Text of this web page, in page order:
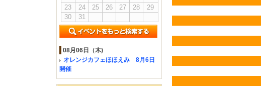
23
24 25 26 27 28
29
30
31
08月06日（木)
オレンジカフェほほえみ 8月6日
開催